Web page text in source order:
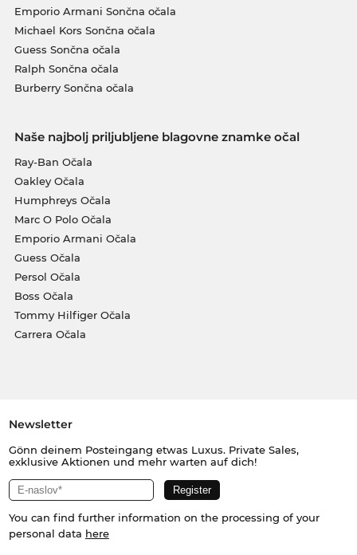
Emporio Armani Sončna očala
Michael Kors Sončna očala
Guess Sončna očala
Ralph Sončna očala
Burberry Sončna očala
Naše najbolj priljubljene blagovne znamke očal
Ray-Ban Očala
Oakley Očala
Humphreys Očala
Marc O Polo Očala
Emporio Armani Očala
Guess Očala
Persol Očala
Boss Očala
Tommy Hilfiger Očala
Carrera Očala
Newsletter
Gönn deinem Posteingang etwas Luxus. Private Sales,
exklusive Aktionen und mehr warten auf dich!
You can find further information on the processing of your
personal data here